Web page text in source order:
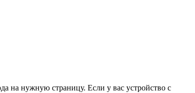
на нужную страницу. Если у вас устройство с